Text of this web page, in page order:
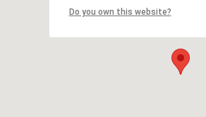
Do you own this website?